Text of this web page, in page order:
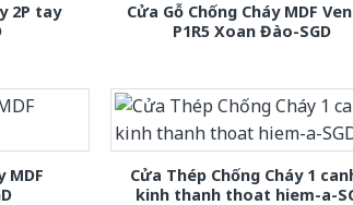
2P tay
Cửa Gỗ Chống Cháy MDF
P1R5 Xoan Đào-SGD
MDF
Cửa Thép Chống Cháy 1
kinh thanh thoat hiem-a-